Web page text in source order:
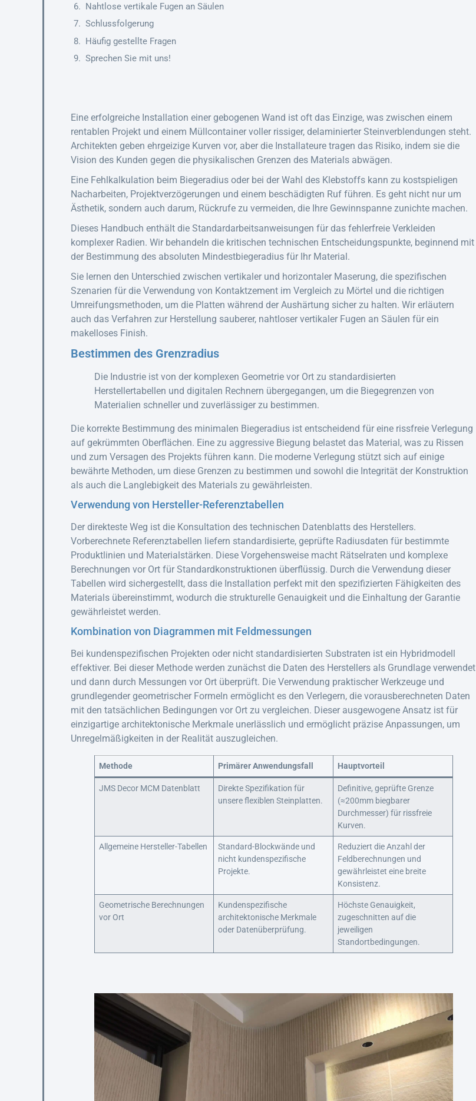
Nahtlose vertikale Fugen an Säulen
Schlussfolgerung
Häufig gestellte Fragen
Sprechen Sie mit uns!
Eine erfolgreiche Installation einer gebogenen Wand ist oft das Einzige, was zwischen einem
rentablen Projekt und einem Müllcontainer voller rissiger, delaminierter Steinverblendungen steht.
Architekten geben ehrgeizige Kurven vor, aber die Installateure tragen das Risiko, indem sie die
Vision des Kunden gegen die physikalischen Grenzen des Materials abwägen.
Eine Fehlkalkulation beim Biegeradius oder bei der Wahl des Klebstoffs kann zu kostspieligen
Nacharbeiten, Projektverzögerungen und einem beschädigten Ruf führen. Es geht nicht nur um
Ästhetik, sondern auch darum, Rückrufe zu vermeiden, die Ihre Gewinnspanne zunichte machen.
Dieses Handbuch enthält die Standardarbeitsanweisungen für das fehlerfreie Verkleiden
komplexer Radien. Wir behandeln die kritischen technischen Entscheidungspunkte, beginnend mit
der Bestimmung des absoluten Mindestbiegeradius für Ihr Material.
Sie lernen den Unterschied zwischen vertikaler und horizontaler Maserung, die spezifischen
Szenarien für die Verwendung von Kontaktzement im Vergleich zu Mörtel und die richtigen
Umreifungsmethoden, um die Platten während der Aushärtung sicher zu halten. Wir erläutern
auch das Verfahren zur Herstellung sauberer, nahtloser vertikaler Fugen an Säulen für ein
makelloses Finish.
Bestimmen des Grenzradius
Die Industrie ist von der komplexen Geometrie vor Ort zu standardisierten
Herstellertabellen und digitalen Rechnern übergegangen, um die Biegegrenzen von
Materialien schneller und zuverlässiger zu bestimmen.
Die korrekte Bestimmung des minimalen Biegeradius ist entscheidend für eine rissfreie Verlegung
auf gekrümmten Oberflächen. Eine zu aggressive Biegung belastet das Material, was zu Rissen
und zum Versagen des Projekts führen kann. Die moderne Verlegung stützt sich auf einige
bewährte Methoden, um diese Grenzen zu bestimmen und sowohl die Integrität der Konstruktion
als auch die Langlebigkeit des Materials zu gewährleisten.
Verwendung von Hersteller-Referenztabellen
Der direkteste Weg ist die Konsultation des technischen Datenblatts des Herstellers.
Vorberechnete Referenztabellen liefern standardisierte, geprüfte Radiusdaten für bestimmte
Produktlinien und Materialstärken. Diese Vorgehensweise macht Rätselraten und komplexe
Berechnungen vor Ort für Standardkonstruktionen überflüssig. Durch die Verwendung dieser
Tabellen wird sichergestellt, dass die Installation perfekt mit den spezifizierten Fähigkeiten des
Materials übereinstimmt, wodurch die strukturelle Genauigkeit und die Einhaltung der Garantie
gewährleistet werden.
Kombination von Diagrammen mit Feldmessungen
Bei kundenspezifischen Projekten oder nicht standardisierten Substraten ist ein Hybridmodell
effektiver. Bei dieser Methode werden zunächst die Daten des Herstellers als Grundlage verwendet
und dann durch Messungen vor Ort überprüft. Die Verwendung praktischer Werkzeuge und
grundlegender geometrischer Formeln ermöglicht es den Verlegern, die vorausberechneten Daten
mit den tatsächlichen Bedingungen vor Ort zu vergleichen. Dieser ausgewogene Ansatz ist für
einzigartige architektonische Merkmale unerlässlich und ermöglicht präzise Anpassungen, um
Unregelmäßigkeiten in der Realität auszugleichen.
Methode Primärer Anwendungsfall Hauptvorteil
JMS Decor MCM Datenblatt
Direkte Spezifikation für
unsere flexiblen Steinplatten.
Definitive, geprüfte Grenze
(≈200mm biegbarer
Durchmesser) für rissfreie
Kurven.
Allgemeine Hersteller-Tabellen
Standard-Blockwände und
nicht kundenspezifische
Projekte.
Reduziert die Anzahl der
Feldberechnungen und
gewährleistet eine breite
Konsistenz.
Geometrische Berechnungen
vor Ort
Kundenspezifische
architektonische Merkmale
oder Datenüberprüfung.
Höchste Genauigkeit,
zugeschnitten auf die
jeweiligen
Standortbedingungen.